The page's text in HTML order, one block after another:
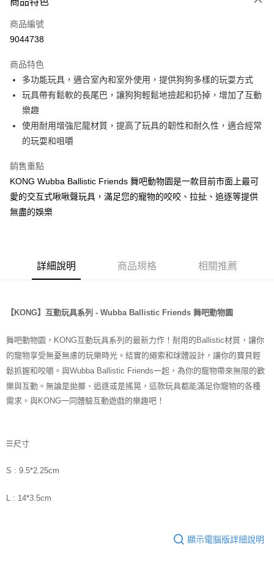
合作金庫商業銀行
上海商業儲蓄銀行
臺灣中小企業銀行
匯豐（台灣）商業銀行
華泰商業銀行
聯邦商業銀行
遠東國際商業銀行
元大商業銀行
玉山商業銀行
星展（台灣）商業銀行
台灣樂天信用卡公司
合作金庫商業銀行
上海商業儲蓄銀行
國泰世華商業銀行
兆豐國際商業銀行
匯豐（台灣）商業銀行
華泰商業銀行
聯邦商業銀行
元大商業銀行
永豐商業銀行
玉山商業銀行
台灣樂天信用卡公司
12 期 0 利率 每期
華南商業銀行
上海商業儲蓄銀行
台北富邦商業銀行
國泰世華商業銀行
兆豐國際商業銀行
臺灣中小企業銀行
聯邦商業銀行
遠東國際商業銀行
元大商業銀行
台新國際商業銀行
台灣樂天信用卡公司
華南商業銀行
彰化商業銀行
上海商業儲蓄銀行
台北富邦商業銀行
兆豐國際商業銀行
台中商業銀行
匯豐（台灣）商業銀行
華泰商業銀行
永豐商業銀行
台灣樂天信用卡公司
超商取貨付款
LINE Pay
Apple Pay
貨到付款
運送方式
全家取貨付款
每筆NT$70，滿NT$1,200(含以上)免運費
7-11取貨付款
付款後7-11取貨
新竹物流
每筆NT$100，滿NT$2,000(含以上)免運費
付款後門市自取
免運費
每筆NT$100，滿NT$2,000(含以上)免運費
商品編號
9044738
商品特色
多功能玩具，適合室內和室外使用，提供狗狗多樣的玩耍方式
玩具帶有鬆軟的長尾巴，讓狗狗輕鬆地撿起和扔掉，增加了互動
樂趣
使用耐用增強尼龍材質，提高了玩具的韌性和耐久性，適合經常
的玩耍和咀嚼
銷售重點
KONG Wubba Ballistic Friends 舞吧動物園是一款目前市面上最可
愛的交互式啾啾聲玩具，滿足您的寵物的咬咬、拉扯、追逐等提供
無盡的娛樂
詳細說明 商品規格 相關推薦
【KONG】互動玩具系列 - Wubba Ballistic Friends 舞吧動物園
舞吧動物園，KONG互動玩具系列的最新力作！耐用的Ballistic材質，讓你
的寵物享受無憂無慮的玩樂時光。結實的繩索和球體設計，讓你的寶貝輕
鬆抓握和咬嚼。與Wubba Ballistic Friends一起，為你的寵物帶來無限的歡
樂與互動。無論是拋擲、追逐或是搖晃，這款玩具都能滿足你寵物的各種
需求。與KONG一同體驗互動遊戲的樂趣吧！
☰尺寸
S : 9.5*2.25cm
L : 14*3.5cm
顯示電腦版詳細說明